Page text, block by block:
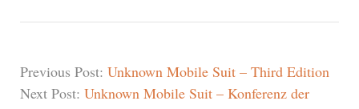
Previous Post: Unknown Mobile Suit – Third Edition
Next Post: Unknown Mobile Suit – Konferenz der